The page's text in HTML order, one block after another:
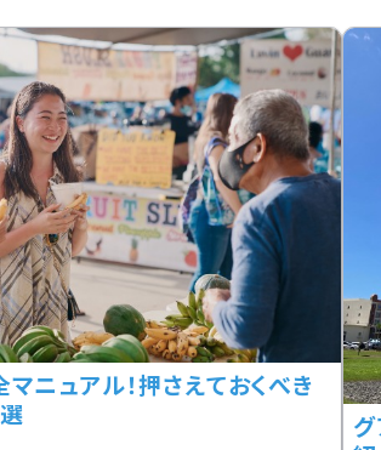
ニュアル！押さえておくべき